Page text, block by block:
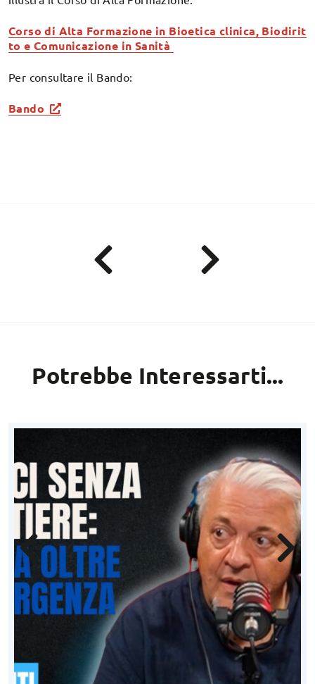
Corso di Alta Formazione in Bioetica clinica, Biodirit
to e Comunicazione in Sanità
Per consultare il Bando:
Bando
Potrebbe Interessarti...